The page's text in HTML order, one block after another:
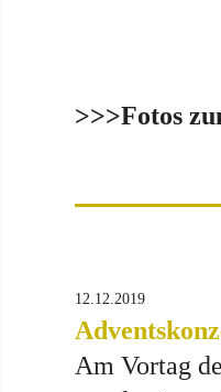
>>>Fotos
12.12.2019
Am Vortag